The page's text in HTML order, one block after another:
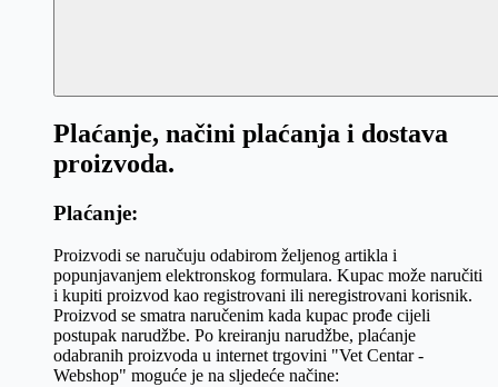
Plaćanje, načini plaćanja i dostava
proizvoda.
Plaćanje:
Proizvodi se naručuju odabirom željenog artikla i
popunjavanjem elektronskog formulara. Kupac može naručiti
i kupiti proizvod kao registrovani ili neregistrovani korisnik.
Proizvod se smatra naručenim kada kupac prođe cijeli
postupak narudžbe. Po kreiranju narudžbe, plaćanje
odabranih proizvoda u internet trgovini "Vet Centar -
Webshop" moguće je na sljedeće načine: